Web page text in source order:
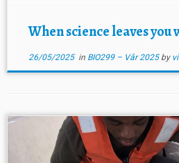
When science leaves
26/05/2025in BIO299 – Vår 2025 by